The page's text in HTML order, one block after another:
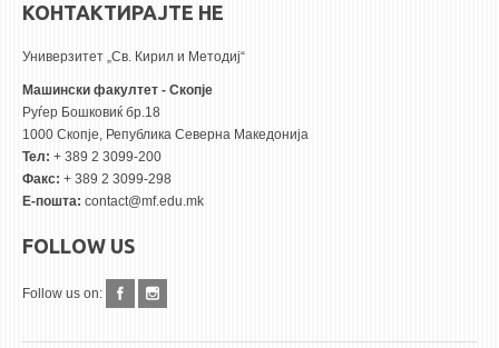
КОНТАКТИРАЈТЕ НЕ
Универзитет „Св. Кирил и Методиј“
Машински факултет - Скопје
Руѓер Бошковиќ бр.18
1000 Скопје, Република Северна Македонија
Тел: + 389 2 3099-200
Факс: + 389 2 3099-298
Е-пошта: contact@mf.edu.mk
FOLLOW US
Follow us on: